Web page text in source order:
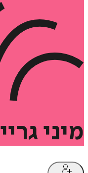
מיני גריי